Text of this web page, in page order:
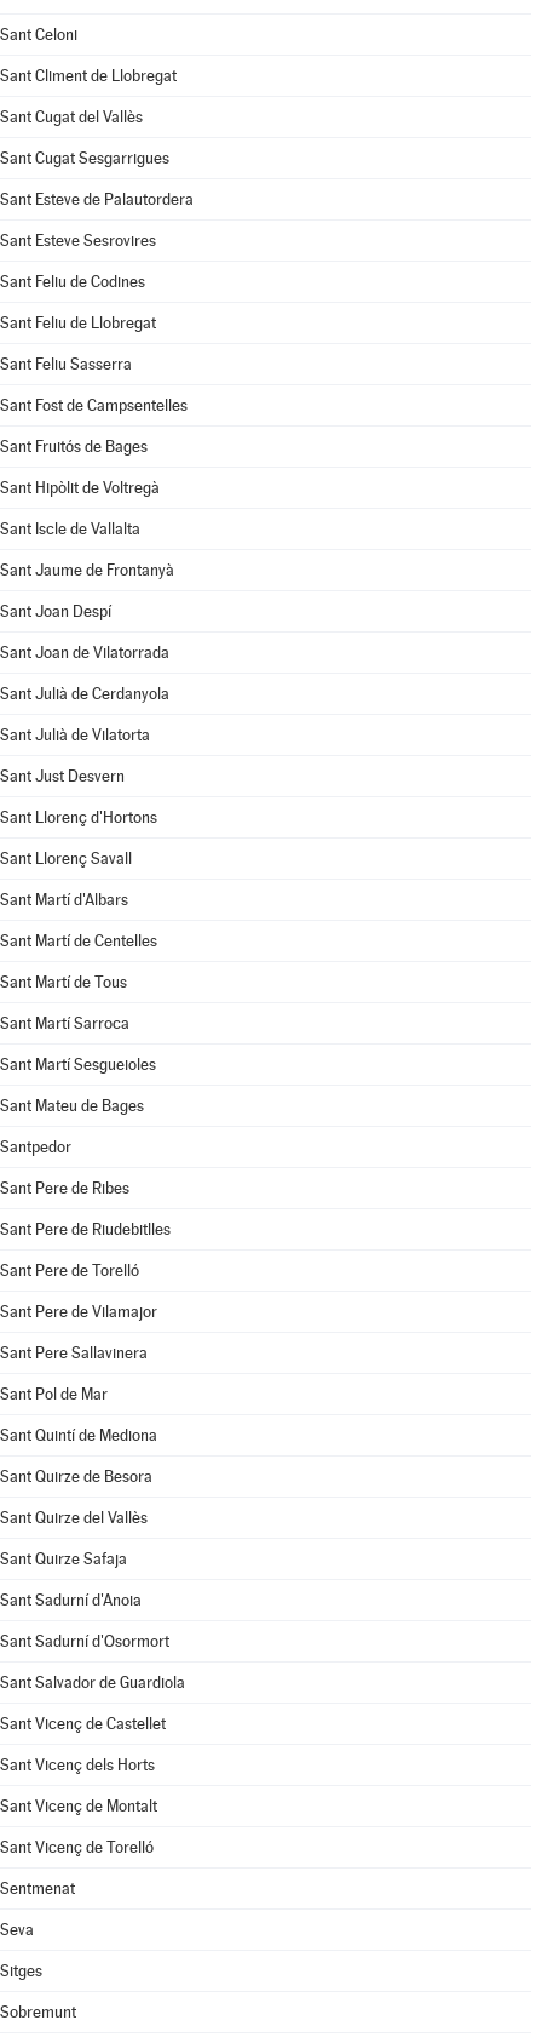
Sant Celoni
Sant Climent de Llobregat
Sant Cugat del Vallès
Sant Cugat Sesgarrigues
Sant Esteve de Palautordera
Sant Esteve Sesrovires
Sant Feliu de Codines
Sant Feliu de Llobregat
Sant Feliu Sasserra
Sant Fost de Campsentelles
Sant Fruitós de Bages
Sant Hipòlit de Voltregà
Sant Iscle de Vallalta
Sant Jaume de Frontanyà
Sant Joan Despí
Sant Joan de Vilatorrada
Sant Julià de Cerdanyola
Sant Julià de Vilatorta
Sant Just Desvern
Sant Llorenç d'Hortons
Sant Llorenç Savall
Sant Martí d'Albars
Sant Martí de Centelles
Sant Martí de Tous
Sant Martí Sarroca
Sant Martí Sesgueioles
Sant Mateu de Bages
Santpedor
Sant Pere de Ribes
Sant Pere de Riudebitlles
Sant Pere de Torelló
Sant Pere de Vilamajor
Sant Pere Sallavinera
Sant Pol de Mar
Sant Quintí de Mediona
Sant Quirze de Besora
Sant Quirze del Vallès
Sant Quirze Safaja
Sant Sadurní d'Anoia
Sant Sadurní d'Osormort
Sant Salvador de Guardiola
Sant Vicenç de Castellet
Sant Vicenç dels Horts
Sant Vicenç de Montalt
Sant Vicenç de Torelló
Sentmenat
Seva
Sitges
Sobremunt